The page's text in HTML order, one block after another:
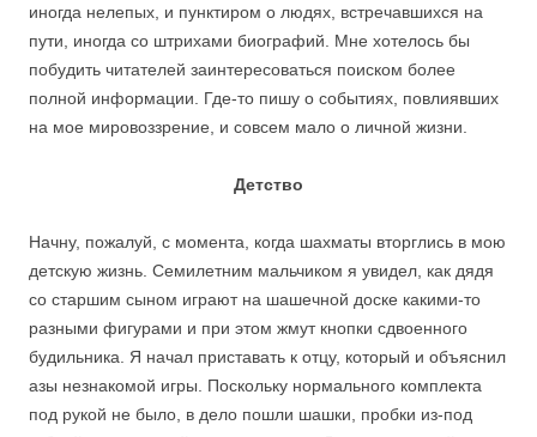
иногда нелепых, и пунктиром о людях, встречавшихся на
пути, иногда со штрихами биографий. Мне хотелось бы
побудить читателей заинтересоваться поиском более
полной информации. Где-то пишу о событиях, повлиявших
на мое мировоззрение, и совсем мало о личной жизни.
Детство
Начну, пожалуй, с момента, когда шахматы вторглись в мою
детскую жизнь. Семилетним мальчиком я увидел, как дядя
со старшим сыном играют на шашечной доске какими-то
разными фигурами и при этом жмут кнопки сдвоенного
будильника. Я начал приставать к отцу, который и объяснил
азы незнакомой игры. Поскольку нормального комплекта
под рукой не было, в дело пошли шашки, пробки из-под